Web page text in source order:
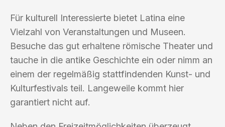
Für kulturell Interessierte bietet Latina eine
Vielzahl von Veranstaltungen und Museen.
Besuche das gut erhaltene römische Theater und
tauche in die antike Geschichte ein oder nimm an
einem der regelmäßig stattfindenden Kunst- und
Kulturfestivals teil. Langeweile kommt hier
garantiert nicht auf.